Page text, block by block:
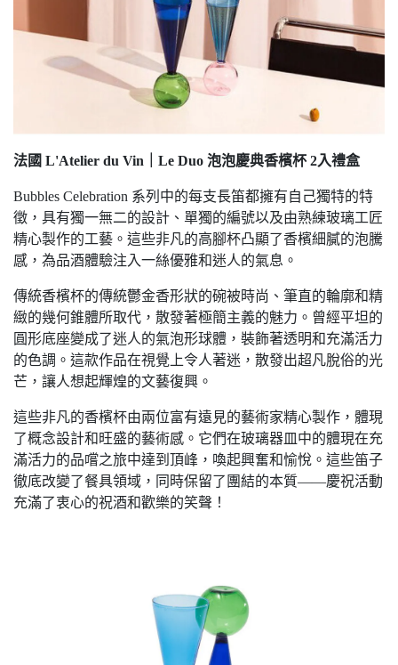
法國 L'Atelier du Vin｜Le Duo 泡泡慶典⾹檳杯 2⼊禮盒
Bubbles Celebration 系列中的每支長笛都擁有自己獨特的特
徵，具有獨一無二的設計、單獨的編號以及由熟練玻璃工匠
精心製作的工藝。這些非凡的高腳杯凸顯了香檳細膩的泡騰
感，為品酒體驗注入一絲優雅和迷人的氣息。
傳統香檳杯的傳統鬱金香形狀的碗被時尚、筆直的輪廓和精
緻的幾何錐體所取代，散發著極簡主義的魅力。曾經平坦的
圓形底座變成了迷人的氣泡形球體，裝飾著透明和充滿活力
的色調。這款作品在視覺上令人著迷，散發出超凡脫俗的光
芒，讓人想起輝煌的文藝復興。
這些非凡的香檳杯由兩位富有遠見的藝術家精心製作，體現
了概念設計和旺盛的藝術感。它們在玻璃器皿中的體現在充
滿活力的品嚐之旅中達到頂峰，喚起興奮和愉悅。這些笛子
徹底改變了餐具領域，同時保留了團結的本質——慶祝活動
充滿了衷心的祝酒和歡樂的笑聲！